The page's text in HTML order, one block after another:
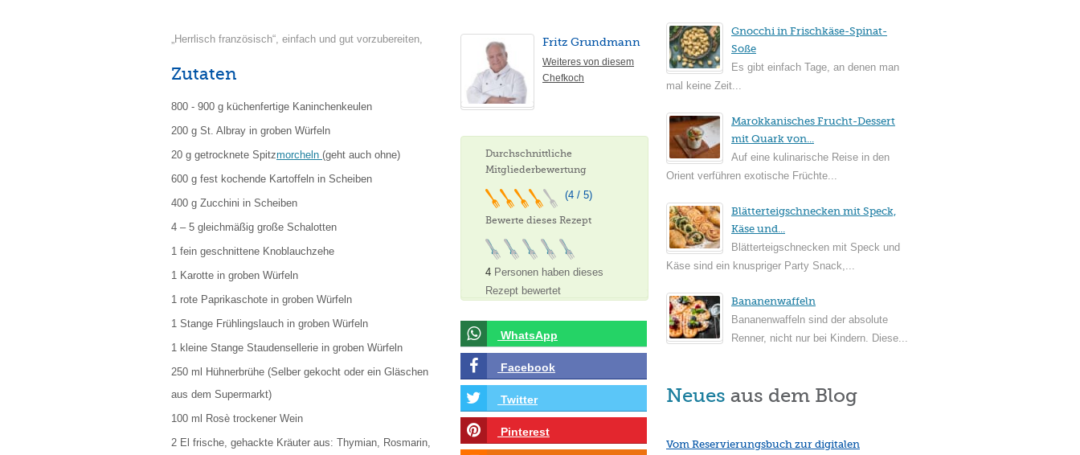
Fritz Grundmann
Weiteres von diesem
Chefkoch
Durchschnittliche
Mitgliederbewertung
(4 / 5)
Bewerte dieses Rezept
4 Personen haben dieses
Rezept bewertet
WhatsApp
Facebook
Twitter
Pinterest
„Herrlisch französisch“, einfach und gut vorzubereiten,
Zutaten
800 - 900 g küchenfertige Kaninchenkeulen
200 g St. Albray in groben Würfeln
20 g getrocknete Spitzmorcheln (geht auch ohne)
600 g fest kochende Kartoffeln in Scheiben
400 g Zucchini in Scheiben
4 – 5 gleichmäßig große Schalotten
1 fein geschnittene Knoblauchzehe
1 Karotte in groben Würfeln
1 rote Paprikaschote in groben Würfeln
1 Stange Frühlingslauch in groben Würfeln
1 kleine Stange Staudensellerie in groben Würfeln
250 ml Hühnerbrühe (Selber gekocht oder ein Gläschen
aus dem Supermarkt)
100 ml Rosè trockener Wein
2 El frische, gehackte Kräuter aus: Thymian, Rosmarin,
Gnocchi in Frischkäse-Spinat-
Soße
Es gibt einfach Tage, an denen man
mal keine Zeit...
Marokkanisches Frucht-Dessert
mit Quark von...
Auf eine kulinarische Reise in den
Orient verführen exotische Früchte...
Blätterteigschnecken mit Speck,
Käse und...
Blätterteigschnecken mit Speck und
Käse sind ein knuspriger Party Snack,...
Bananenwaffeln
Bananenwaffeln sind der absolute
Renner, nicht nur bei Kindern. Diese...
Neues aus dem Blog
Vom Reservierungsbuch zur digitalen